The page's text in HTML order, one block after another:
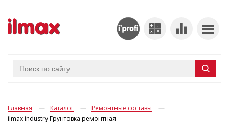
Главная Каталог
Ремонтные составы
ilmax industry Грунтовка ремонтная